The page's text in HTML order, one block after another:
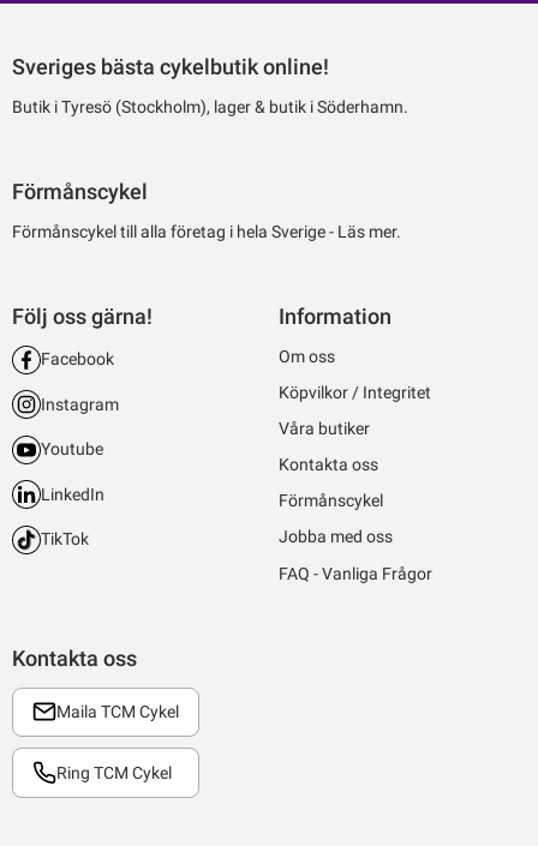
Sveriges bästa cykelbutik online!
Butik i Tyresö (Stockholm), lager & butik i Söderhamn.
Förmånscykel
Förmånscykel till alla företag i hela Sverige - Läs mer.
Kontakta oss
Maila TCM Cykel
Ring TCM Cykel
Följ oss gärna!
Facebook
Instagram
Youtube
LinkedIn
TikTok
Information
Om oss
Köpvilkor / Integritet
Våra butiker
Kontakta oss
Förmånscykel
Jobba med oss
FAQ - Vanliga Frågor